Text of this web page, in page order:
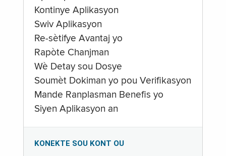
Kontinye Aplikasyon
Swiv Aplikasyon
Re-sètifye Avantaj yo
Rapòte Chanjman
Wè Detay sou Dosye
Soumèt Dokiman yo pou Verifikasyon
Mande Ranplasman Benefis yo
Siyen Aplikasyon an
KONEKTE SOU KONT OU